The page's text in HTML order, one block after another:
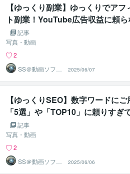
【ゆっくり副業】ゆっくりでアフ
ト副業！YouTube広告収益に頼
源の柱を作ろう…おすすめなのは
ンル？
記事
写真・動画
2
SS＠動画ソフト
ウェアエンジニ
ア
2025/06/07
【ゆっくりSEO】数字ワードにご
「5選」や「TOP10」に頼りすぎ
すか？タイトルやサムネに数字を
ットと注意点を解説します
記事
写真・動画
2
SS＠動画ソフト
ウェアエンジニ
2025/06/06